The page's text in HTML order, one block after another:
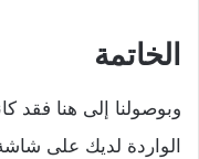
الخاتمة
وبوصولنا إلى هنا فقد
الواردة لديك على